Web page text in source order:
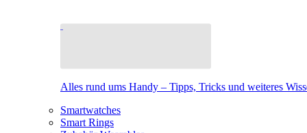
Alles rund ums Handy – Tipps, Tricks und weiteres
Smartwatches
Smart Rings